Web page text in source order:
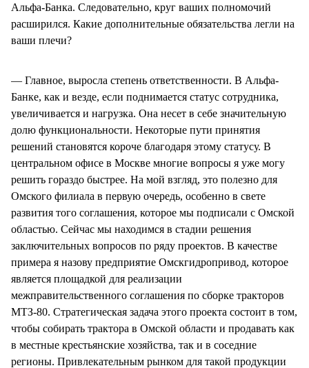
Альфа-Банка. Следовательно, круг ваших полномочий
расширился. Какие дополнительные обязательства легли на
ваши плечи?
— Главное, выросла степень ответственности. В Альфа-
Банке, как и везде, если поднимается статус сотрудника,
увеличивается и нагрузка. Она несет в себе значительную
долю функциональности. Некоторые пути принятия
решений становятся короче благодаря этому статусу. В
центральном офисе в Москве многие вопросы я уже могу
решить гораздо быстрее. На мой взгляд, это полезно для
Омского филиала в первую очередь, особенно в свете
развития того соглашения, которое мы подписали с Омской
областью. Сейчас мы находимся в стадии решения
заключительных вопросов по ряду проектов. В качестве
примера я назову предприятие Омскгидропривод, которое
является площадкой для реализации
межправительственного соглашения по сборке тракторов
МТЗ-80. Стратегическая задача этого проекта состоит в том,
чтобы собирать трактора в Омской области и продавать как
в местные крестьянские хозяйства, так и в соседние
регионы. Привлекательным рынком для такой продукции